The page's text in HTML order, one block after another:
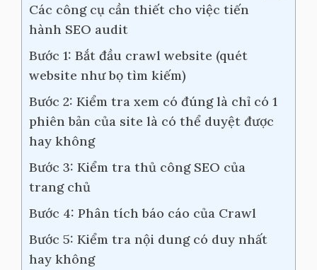
Các công cụ cần thiết cho việc tiến
hành SEO audit
Bước 1: Bắt đầu crawl website (quét
website như bọ tìm kiếm)
Bước 2: Kiểm tra xem có đúng là chỉ có 1
phiên bản của site là có thể duyệt được
hay không
Bước 3: Kiểm tra thủ công SEO của
trang chủ
Bước 4: Phân tích báo cáo của Crawl
Bước 5: Kiểm tra nội dung có duy nhất
hay không